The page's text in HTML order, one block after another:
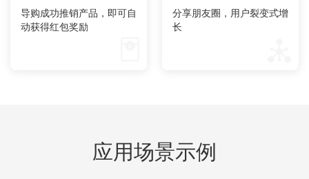
导购成功推销产品，即可自
动获得红包奖励
分享朋友圈，用户裂变式增
长
应用场景示例